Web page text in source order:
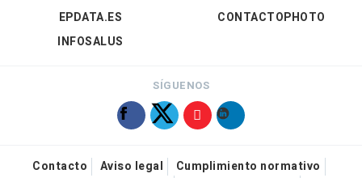
EPDATA.ES
INFOSALUS
CONTACTOPHOTO
SÍGUENOS
Contacto Aviso legal
Cumplimiento normativo